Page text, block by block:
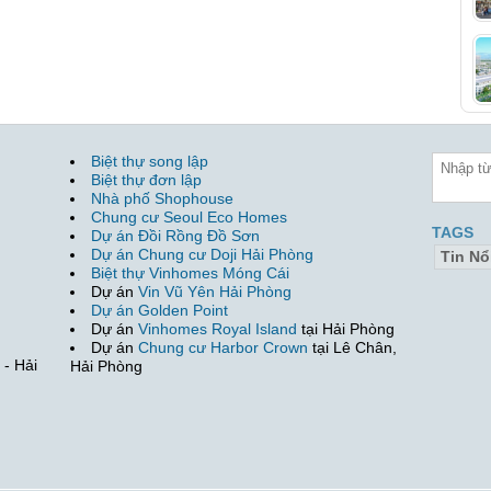
- Hải
Biệt thự song lập
Biệt thự đơn lập
Nhà phố Shophouse
Chung cư Seoul Eco Homes
Dự án Đồi Rồng Đồ Sơn
Dự án Chung cư Doji Hải Phòng
Biệt thự Vinhomes Móng Cái
Dự án Vin Vũ Yên Hải Phòng
Dự án Golden Point
Dự án Vinhomes Royal Island tại Hải Phòng
Dự án Chung cư Harbor Crown tại Lê Chân,
Hải Phòng
TAGS
Tin